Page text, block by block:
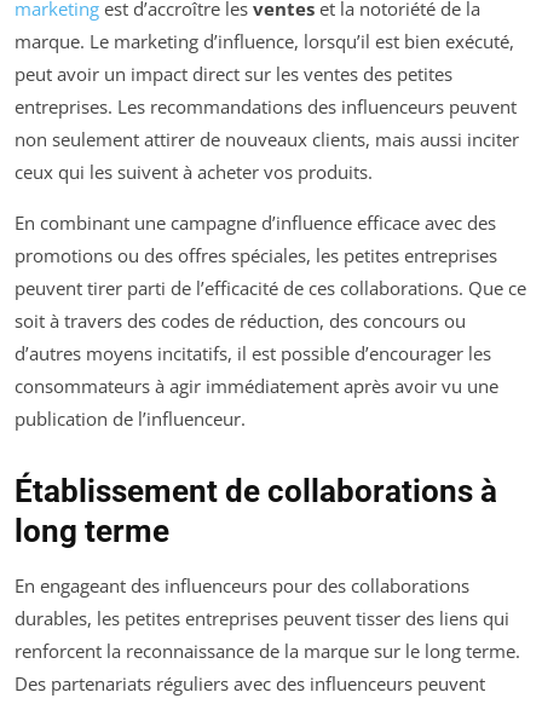
marketing est d’accroître les ventes et la notoriété de la
marque. Le marketing d’influence, lorsqu’il est bien exécuté,
peut avoir un impact direct sur les ventes des petites
entreprises. Les recommandations des influenceurs peuvent
non seulement attirer de nouveaux clients, mais aussi inciter
ceux qui les suivent à acheter vos produits.
En combinant une campagne d’influence efficace avec des
promotions ou des offres spéciales, les petites entreprises
peuvent tirer parti de l’efficacité de ces collaborations. Que ce
soit à travers des codes de réduction, des concours ou
d’autres moyens incitatifs, il est possible d’encourager les
consommateurs à agir immédiatement après avoir vu une
publication de l’influenceur.
Établissement de collaborations à
long terme
En engageant des influenceurs pour des collaborations
durables, les petites entreprises peuvent tisser des liens qui
renforcent la reconnaissance de la marque sur le long terme.
Des partenariats réguliers avec des influenceurs peuvent